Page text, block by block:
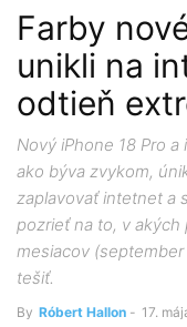
Farby
unikli na
odtieň
Nový iPhone 18 Pro a
ako býva zvykom,
zaplavovať intetnet a
pozrieť na to, v
mesiacov
tešiť.
By Róbert Hallon - 17.